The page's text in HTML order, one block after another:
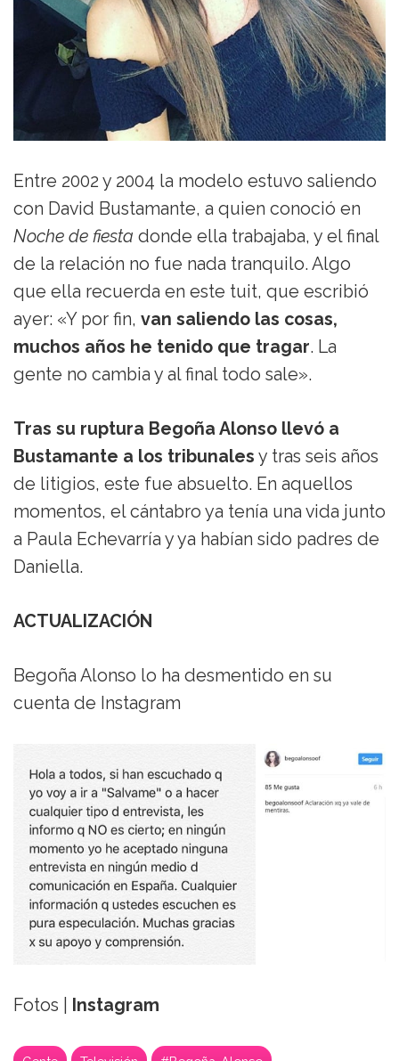
Entre 2002 y 2004 la modelo estuvo saliendo
con David Bustamante, a quien conoció en
Noche de fiesta donde ella trabajaba, y el final
de la relación no fue nada tranquilo. Algo
que ella recuerda en este tuit, que escribió
ayer: «Y por fin, van saliendo las cosas,
muchos años he tenido que tragar. La
gente no cambia y al final todo sale».
Tras su ruptura Begoña Alonso llevó a
Bustamante a los tribunales y tras seis años
de litigios, este fue absuelto. En aquellos
momentos, el cántabro ya tenía una vida junto
a Paula Echevarría y ya habían sido padres de
Daniella.
ACTUALIZACIÓN
Begoña Alonso lo ha desmentido en su
cuenta de Instagram
Fotos | Instagram